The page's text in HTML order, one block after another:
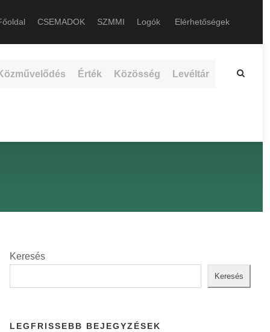
CSEMADOK SZMMI Logók Elérhetőségek
Érték Közösség Levéltár
Keresés
Keresés
LEGFRISSEBB BEJEGYZÉSEK